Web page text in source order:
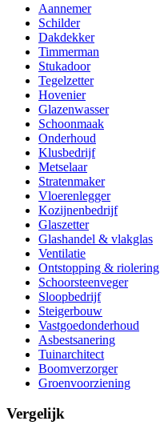
Aannemer
Schilder
Dakdekker
Timmerman
Stukadoor
Tegelzetter
Hovenier
Glazenwasser
Schoonmaak
Onderhoud
Klusbedrijf
Metselaar
Stratenmaker
Vloerenlegger
Kozijnenbedrijf
Glaszetter
Glashandel & vlakglas
Ventilatie
Ontstopping & riolering
Schoorsteenveger
Sloopbedrijf
Steigerbouw
Vastgoedonderhoud
Asbestsanering
Tuinarchitect
Boomverzorger
Groenvoorziening
Vergelijk